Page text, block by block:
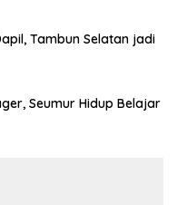
Tambun Selatan jadi
Seumur Hidup Belajar